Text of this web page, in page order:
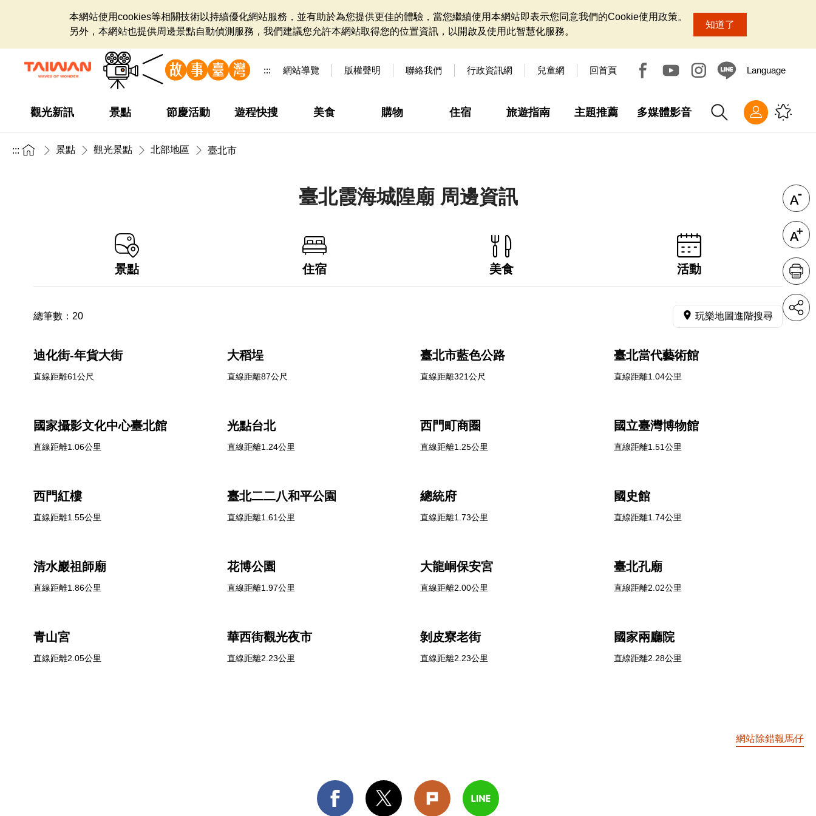
本網站使用cookies等相關技術以持續優化網站服務，並有助於為您提供更佳的體驗，當您繼續使用本網站即表示您同意我們的Cookie使用政策。
另外，本網站也提供周邊景點自動偵測服務，我們建議您允許本網站取得您的位置資訊，以開啟及使用此智慧化服務。
知道了
::: 網站導覽 版權聲明 聯絡我們 行政資訊網 兒童網 回首頁 Language
觀光新訊 景點 節慶活動 遊程快搜 美食 購物 住宿 旅遊指南 主題推薦 多媒體影音
::: 景點 觀光景點 北部地區 臺北市
臺北霞海城隍廟 周邊資訊
景點 住宿 美食 活動
總筆數： 20 玩樂地圖進階搜尋
迪化街-年貨大街
直線距離61公尺
大稻埕
直線距離87公尺
臺北市藍色公路
直線距離321公尺
臺北當代藝術館
直線距離1.04公里
國家攝影文化中心臺北館
直線距離1.06公里
光點台北
直線距離1.24公里
西門町商圈
直線距離1.25公里
國立臺灣博物館
直線距離1.51公里
西門紅樓
直線距離1.55公里
臺北二二八和平公園
直線距離1.61公里
總統府
直線距離1.73公里
國史館
直線距離1.74公里
清水巖祖師廟
直線距離1.86公里
花博公園
直線距離1.97公里
大龍峒保安宮
直線距離2.00公里
臺北孔廟
直線距離2.02公里
青山宮
直線距離2.05公里
華西街觀光夜市
直線距離2.23公里
剝皮寮老街
直線距離2.23公里
國家兩廳院
直線距離2.28公里
網站除錯報馬仔